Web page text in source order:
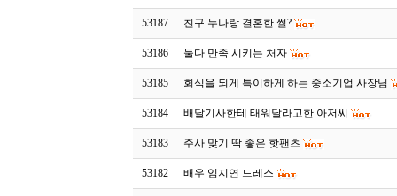
53187 친구 누나랑 결혼한 썰?
53186 둘다 만족 시키는 처자
53185 회식을 되게 특이하게 하는 중소기업 사장님
53184 배달기사한테 태워달라고한 아저씨
53183 주사 맞기 딱 좋은 핫팬츠
53182 배우 임지연 드레스